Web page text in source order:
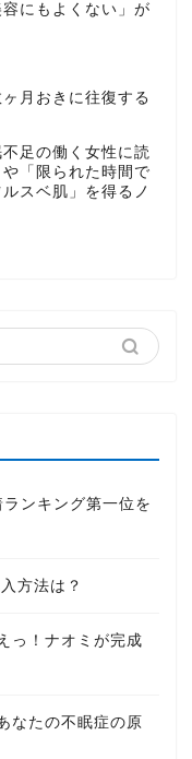
にもよくない」が
月おきに往復する
足の働く女性に読
「限られた時間で
スベ肌」を得るノ
ンキング第一位を
方法は？
っ！ナオミが完成
なたの不眠症の原